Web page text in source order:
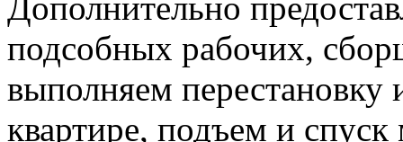
подсобных рабочих,
выполняем перестановку
квартире, подъем и спуск